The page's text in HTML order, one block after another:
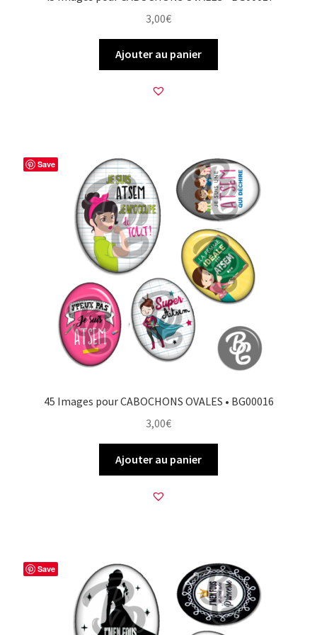
3,00€
Ajouter au panier
Save
45 Images pour CABOCHONS OVALES • BG00016
3,00€
Ajouter au panier
Save